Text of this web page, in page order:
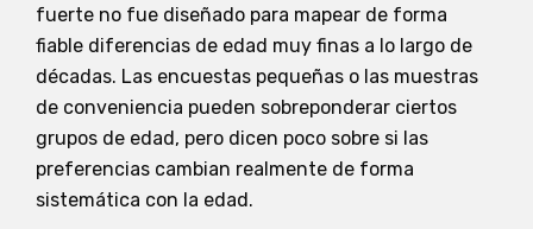
fuerte no fue diseñado para mapear de forma
fiable diferencias de edad muy finas a lo largo de
décadas. Las encuestas pequeñas o las muestras
de conveniencia pueden sobreponderar ciertos
grupos de edad, pero dicen poco sobre si las
preferencias cambian realmente de forma
sistemática con la edad.